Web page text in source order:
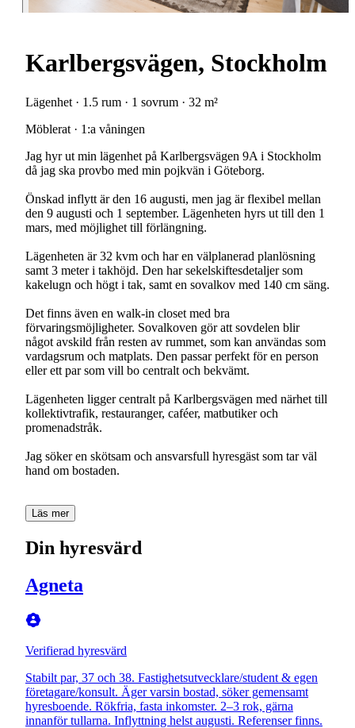
Karlbergsvägen, Stockholm
Lägenhet · 1.5 rum · 1 sovrum · 32 m²
Möblerat · 1:a våningen
Jag hyr ut min lägenhet på Karlbergsvägen 9A i Stockholm
då jag ska provbo med min pojkvän i Göteborg.
Önskad inflytt är den 16 augusti, men jag är flexibel mellan
den 9 augusti och 1 september. Lägenheten hyrs ut till den 1
mars, med möjlighet till förlängning.
Lägenheten är 32 kvm och har en välplanerad planlösning
samt 3 meter i takhöjd. Den har sekelskiftesdetaljer som
kakelugn och högt i tak, samt en sovalkov med 140 cm säng.
Det finns även en walk-in closet med bra
förvaringsmöjligheter. Sovalkoven gör att sovdelen blir
något avskild från resten av rummet, som kan användas som
vardagsrum och matplats. Den passar perfekt för en person
eller ett par som vill bo centralt och bekvämt.
Lägenheten ligger centralt på Karlbergsvägen med närhet till
kollektivtrafik, restauranger, caféer, matbutiker och
promenadstråk.
Jag söker en skötsam och ansvarsfull hyresgäst som tar väl
hand om bostaden.
Läs mer
Din hyresvärd
Agneta
Verifierad hyresvärd
Stabilt par, 37 och 38. Fastighetsutvecklare/student & egen
företagare/konsult. Äger varsin bostad, söker gemensamt
hyresboende. Rökfria, fasta inkomster. 2–3 rok, gärna
innanför tullarna. Inflyttning helst augusti. Referenser finns.